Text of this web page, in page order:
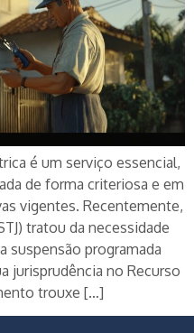
é um serviço essencial,
de forma criteriosa e em
vigentes. Recentemente,
tratou da necessidade
suspensão programada
jurisprudência no Recurso
trouxe […]